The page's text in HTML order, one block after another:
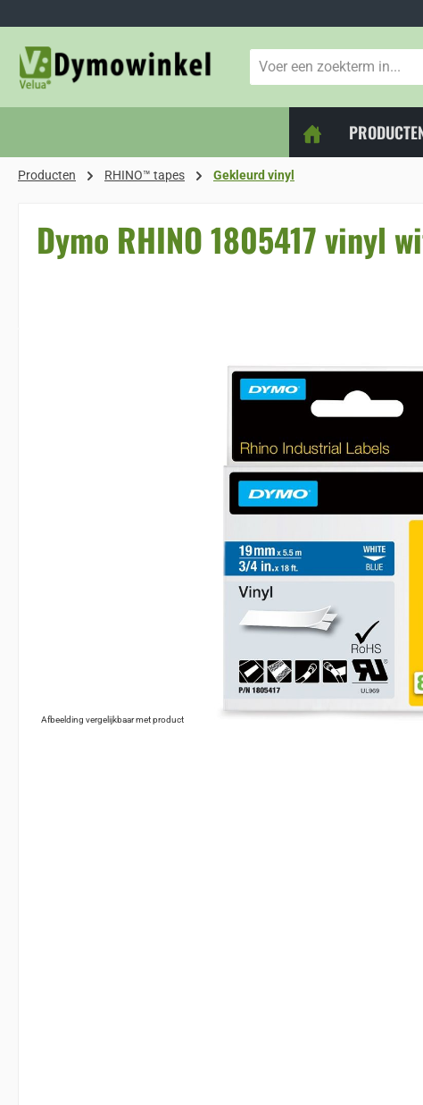
Producten RHINO™ tapes Gekleurd vinyl
Dymo RHINO 1805417 vinyl
Afbeelding vergelijkbaar met product